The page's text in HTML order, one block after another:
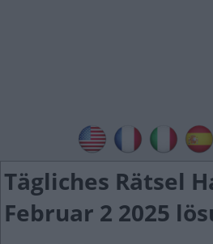
Tägliches Rätsel
Februar 2 2025